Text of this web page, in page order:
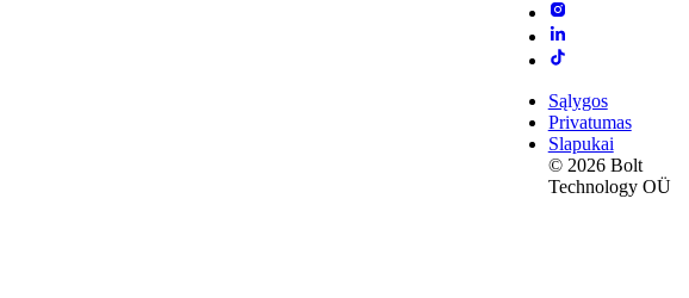
Sąlygos
Privatumas
Slapukai
© 2026 Bolt
Technology OÜ